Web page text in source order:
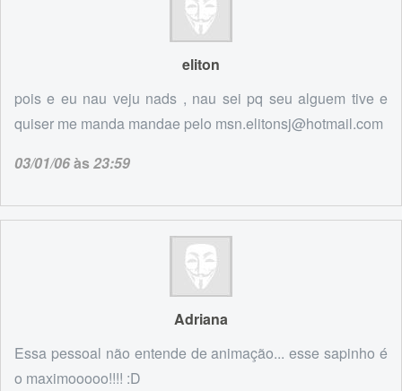
eliton
pois e eu nau veju nads , nau sei pq seu alguem tive e
quiser me manda mandae pelo msn.elitonsj@hotmail.com
03/01/06às23:59
Adriana
Essa pessoal não entende de animação... esse sapinho é
o maximooooo!!!! :D